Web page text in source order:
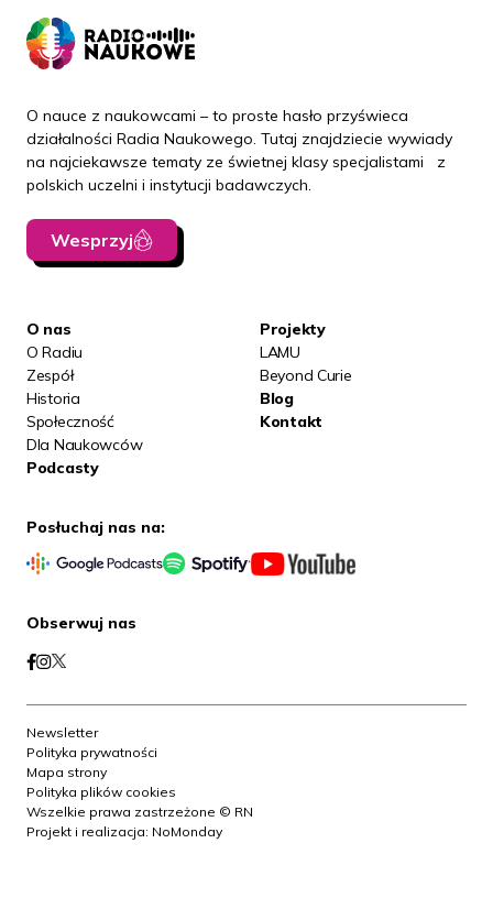
O nauce z naukowcami – to proste hasło przyświeca
działalności Radia Naukowego. Tutaj znajdziecie wywiady
na najciekawsze tematy ze świetnej klasy specjalistami z
polskich uczelni i instytucji badawczych.
Wesprzyj
O nas
O Radiu
Zespół
Historia
Społeczność
Dla Naukowców
Podcasty
Projekty
LAMU
Beyond Curie
Blog
Kontakt
Posłuchaj nas na:
Obserwuj nas
Newsletter
Polityka prywatności
Mapa strony
Polityka plików cookies
Wszelkie prawa zastrzeżone © RN
Projekt i realizacja: NoMonday